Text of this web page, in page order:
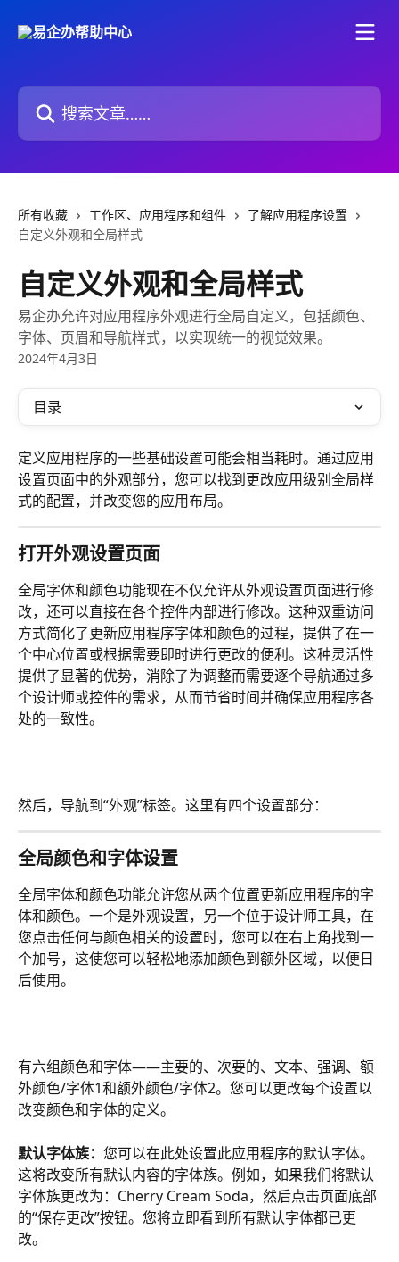
搜索文章……
所有收藏 工作区、应用程序和组件
了解应用程序设置
自定义外观和全局样式
自定义外观和全局样式
易企办允许对应用程序外观进行全局自定义，包括颜色、
字体、页眉和导航样式，以实现统一的视觉效果。
2024年4月3日
目录
定义应用程序的一些基础设置可能会相当耗时。通过应用
设置页面中的外观部分，您可以找到更改应用级别全局样
式的配置，并改变您的应用布局。
打开外观设置页面
全局字体和颜色功能现在不仅允许从外观设置页面进行修
改，还可以直接在各个控件内部进行修改。这种双重访问
方式简化了更新应用程序字体和颜色的过程，提供了在一
个中心位置或根据需要即时进行更改的便利。这种灵活性
提供了显著的优势，消除了为调整而需要逐个导航通过多
个设计师或控件的需求，从而节省时间并确保应用程序各
处的一致性。
然后，导航到“外观”标签。这里有四个设置部分：
全局颜色和字体设置
全局字体和颜色功能允许您从两个位置更新应用程序的字
体和颜色。一个是外观设置，另一个位于设计师工具，在
您点击任何与颜色相关的设置时，您可以在右上角找到一
个加号，这使您可以轻松地添加颜色到额外区域，以便日
后使用。
有六组颜色和字体——主要的、次要的、文本、强调、额
外颜色/字体1和额外颜色/字体2。您可以更改每个设置以
改变颜色和字体的定义。
默认字体族： 您可以在此处设置此应用程序的默认字体。
这将改变所有默认内容的字体族。例如，如果我们将默认
字体族更改为：Cherry Cream Soda，然后点击页面底部
的“保存更改”按钮。您将立即看到所有默认字体都已更
改。